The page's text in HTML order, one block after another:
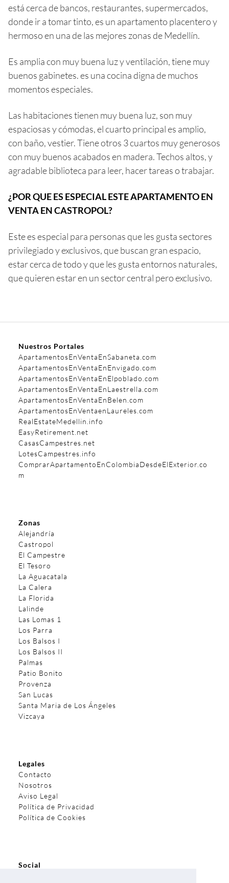
está cerca de bancos, restaurantes, supermercados,
donde ir a tomar tinto, es un apartamento placentero y
hermoso en una de las mejores zonas de Medellín.
Es amplia con muy buena luz y ventilación, tiene muy
buenos gabinetes. es una cocina digna de muchos
momentos especiales.
Las habitaciones tienen muy buena luz, son muy
espaciosas y cómodas, el cuarto principal es amplio,
con baño, vestier. Tiene otros 3 cuartos muy generosos
con muy buenos acabados en madera. Techos altos, y
agradable biblioteca para leer, hacer tareas o trabajar.
¿POR QUE ES ESPECIAL ESTE APARTAMENTO EN
VENTA EN CASTROPOL?
Este es especial para personas que les gusta sectores
privilegiado y exclusivos, que buscan gran espacio,
estar cerca de todo y que les gusta entornos naturales,
que quieren estar en un sector central pero exclusivo.
Nuestros Portales
ApartamentosEnVentaEnSabaneta.com
ApartamentosEnVentaEnEnvigado.com
ApartamentosEnVentaEnElpoblado.com
ApartamentosEnVentaEnLaestrella.com
ApartamentosEnVentaEnBelen.com
ApartamentosEnVentaenLaureles.com
RealEstateMedellin.info
EasyRetirement.net
CasasCampestres.net
LotesCampestres.info
ComprarApartamentoEnColombiaDesdeElExterior.co
m
Zonas
Alejandría
Castropol
El Campestre
El Tesoro
La Aguacatala
La Calera
La Florida
Lalinde
Las Lomas 1
Los Parra
Los Balsos I
Los Balsos II
Palmas
Patio Bonito
Provenza
San Lucas
Santa Maria de Los Ángeles
Vizcaya
Legales
Contacto
Nosotros
Aviso Legal
Política de Privacidad
Política de Cookies
Social